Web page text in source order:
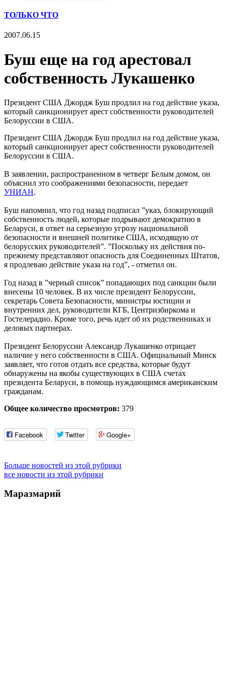
ТОЛЬКО ЧТО
2007.06.15
Буш еще на год арестовал
собственность Лукашенко
Президент США Джордж Буш продлил на год действие указа,
который санкционирует арест собственности руководителей
Белоруссии в США.
Президент США Джордж Буш продлил на год действие указа,
который санкционирует арест собственности руководителей
Белоруссии в США.
В заявлении, распространенном в четверг Белым домом, он
объяснил это соображениями безопасности, передает
УНИАН.
Буш напомнил, что год назад подписал ”указ, блокирующий
собственность людей, которые подрывают демократию в
Беларуси, в ответ на серьезную угрозу национальной
безопасности и внешней политике США, исходящую от
белорусских руководителей”. ”Поскольку их действия по-
прежнему представляют опасность для Соединенных Штатов,
я продлеваю действие указа на год”, - отметил он.
Год назад в ”черный список” попадающих под санкции были
внесены 10 человек. В их числе президент Белоруссии,
секретарь Совета Безопасности, министры юстиции и
внутренних дел, руководители КГБ, Центризбиркома и
Гостелерадио. Кроме того, речь идет об их родственниках и
деловых партнерах.
Президент Белоруссии Александр Лукашенко отрицает
наличие у него собственности в США. Официальный Минск
заявляет, что готов отдать все средства, которые будут
обнаружены на якобы существующих в США счетах
президента Беларуси, в помощь нуждающимся американским
гражданам.
Общее количество просмотров: 379
Facebook Twitter Google+
Больше новостей из этой рубрики
все новости из этой рубрики
Маразмарий